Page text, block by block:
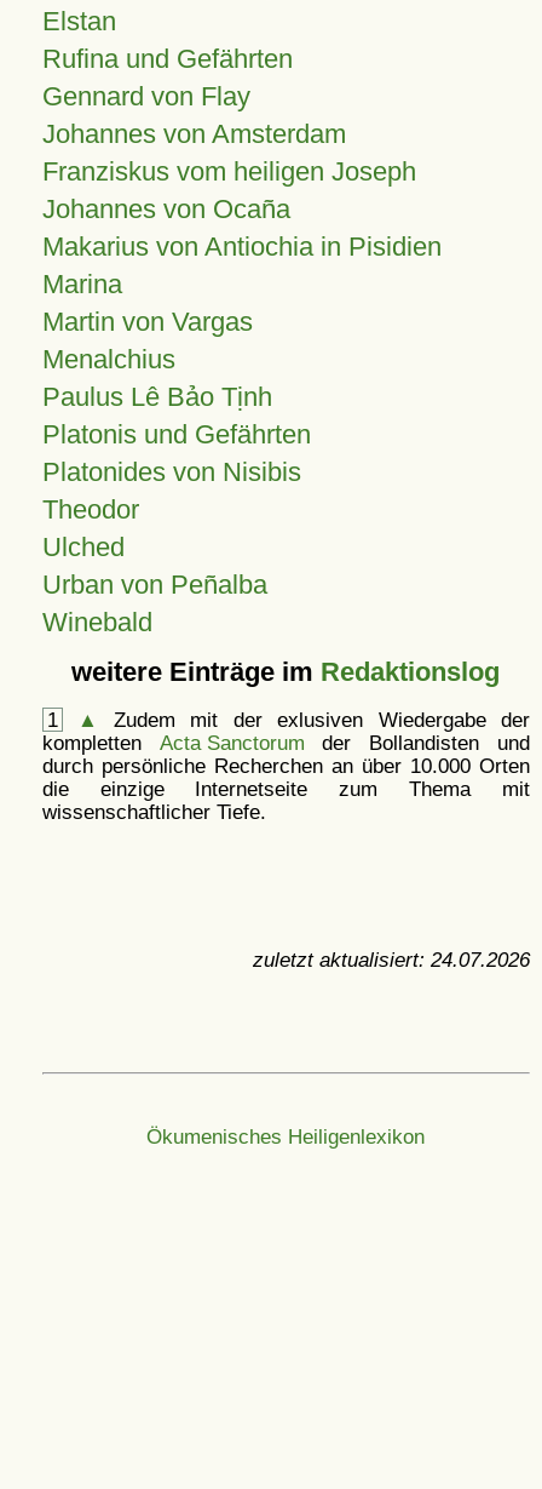
Elstan
Rufina und Gefährten
Gennard von Flay
Johannes von Amsterdam
Franziskus vom heiligen Joseph
Johannes von Ocaña
Makarius von Antiochia in Pisidien
Marina
Martin von Vargas
Menalchius
Paulus Lê Bảo Tịnh
Platonis und Gefährten
Platonides von Nisibis
Theodor
Ulched
Urban von Peñalba
Winebald
weitere Einträge im Redaktionslog
1 ▲
Zudem mit der exlusiven Wiedergabe der
kompletten Acta Sanctorum der Bollandisten und
durch persönliche Recherchen an über 10.000 Orten
die einzige Internetseite zum Thema mit
wissenschaftlicher Tiefe.
zuletzt aktualisiert: 24.07.2026
Ökumenisches Heiligenlexikon